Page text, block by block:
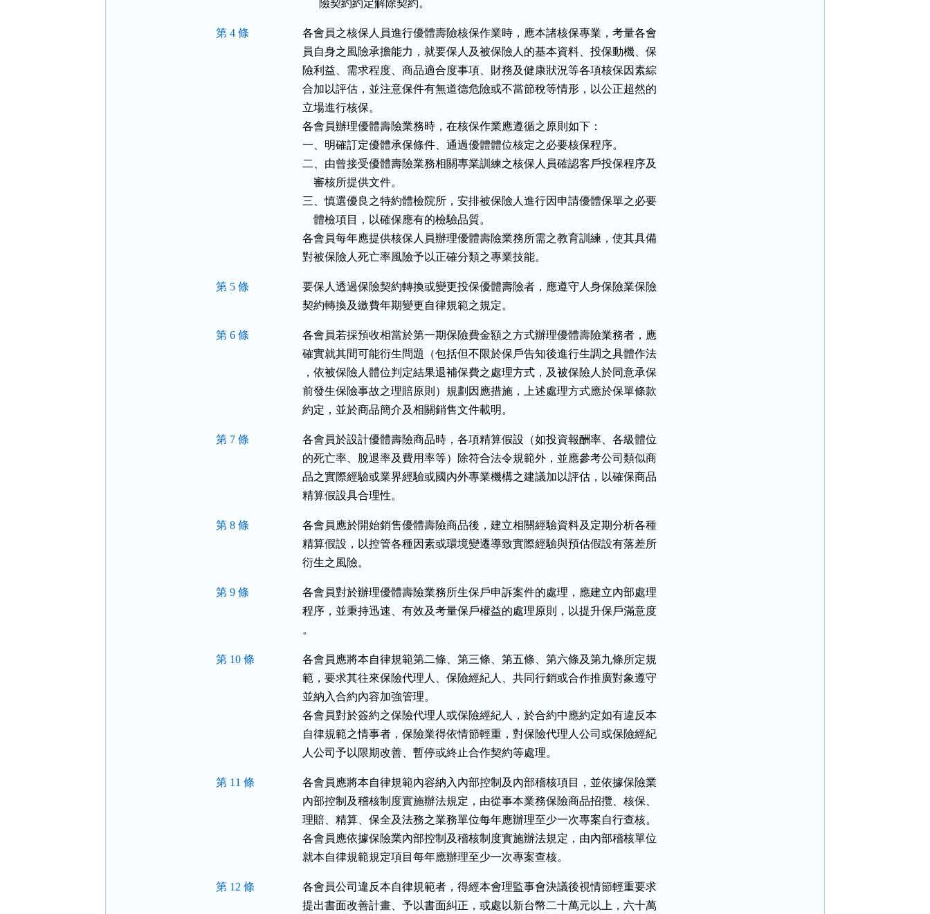
      險契約約定解除契約。
第 4 條
各會員之核保人員進行優體壽險核保作業時，應本諸核保專業，考量各會
員自身之風險承擔能力，就要保人及被保險人的基本資料、投保動機、保
險利益、需求程度、商品適合度事項、財務及健康狀況等各項核保因素綜
合加以評估，並注意保件有無道德危險或不當節稅等情形，以公正超然的
立場進行核保。
各會員辦理優體壽險業務時，在核保作業應遵循之原則如下：
一、明確訂定優體承保條件、通過優體體位核定之必要核保程序。
二、由曾接受優體壽險業務相關專業訓練之核保人員確認客戶投保程序及
    審核所提供文件。
三、慎選優良之特約體檢院所，安排被保險人進行因申請優體保單之必要
    體檢項目，以確保應有的檢驗品質。
各會員每年應提供核保人員辦理優體壽險業務所需之教育訓練，使其具備
對被保險人死亡率風險予以正確分類之專業技能。
第 5 條
要保人透過保險契約轉換或變更投保優體壽險者，應遵守人身保險業保險
契約轉換及繳費年期變更自律規範之規定。
第 6 條
各會員若採預收相當於第一期保險費金額之方式辦理優體壽險業務者，應
確實就其間可能衍生問題（包括但不限於保戶告知後進行生調之具體作法
，依被保險人體位判定結果退補保費之處理方式，及被保險人於同意承保
前發生保險事故之理賠原則）規劃因應措施，上述處理方式應於保單條款
約定，並於商品簡介及相關銷售文件載明。
第 7 條
各會員於設計優體壽險商品時，各項精算假設（如投資報酬率、各級體位
的死亡率、脫退率及費用率等）除符合法令規範外，並應參考公司類似商
品之實際經驗或業界經驗或國內外專業機構之建議加以評估，以確保商品
精算假設具合理性。
第 8 條
各會員應於開始銷售優體壽險商品後，建立相關經驗資料及定期分析各種
精算假設，以控管各種因素或環境變遷導致實際經驗與預估假設有落差所
衍生之風險。
第 9 條
各會員對於辦理優體壽險業務所生保戶申訴案件的處理，應建立內部處理
程序，並秉持迅速、有效及考量保戶權益的處理原則，以提升保戶滿意度
。
第 10 條
各會員應將本自律規範第二條、第三條、第五條、第六條及第九條所定規
範，要求其往來保險代理人、保險經紀人、共同行銷或合作推廣對象遵守
並納入合約內容加強管理。
各會員對於簽約之保險代理人或保險經紀人，於合約中應約定如有違反本
自律規範之情事者，保險業得依情節輕重，對保險代理人公司或保險經紀
人公司予以限期改善、暫停或終止合作契約等處理。
第 11 條
各會員應將本自律規範內容納入內部控制及內部稽核項目，並依據保險業
內部控制及稽核制度實施辦法規定，由從事本業務保險商品招攬、核保、
理賠、精算、保全及法務之業務單位每年應辦理至少一次專案自行查核。
各會員應依據保險業內部控制及稽核制度實施辦法規定，由內部稽核單位
就本自律規範規定項目每年應辦理至少一次專案查核。
第 12 條
各會員公司違反本自律規範者，得經本會理監事會決議後視情節輕重要求
提出書面改善計畫、予以書面糾正，或處以新台幣二十萬元以上，六十萬